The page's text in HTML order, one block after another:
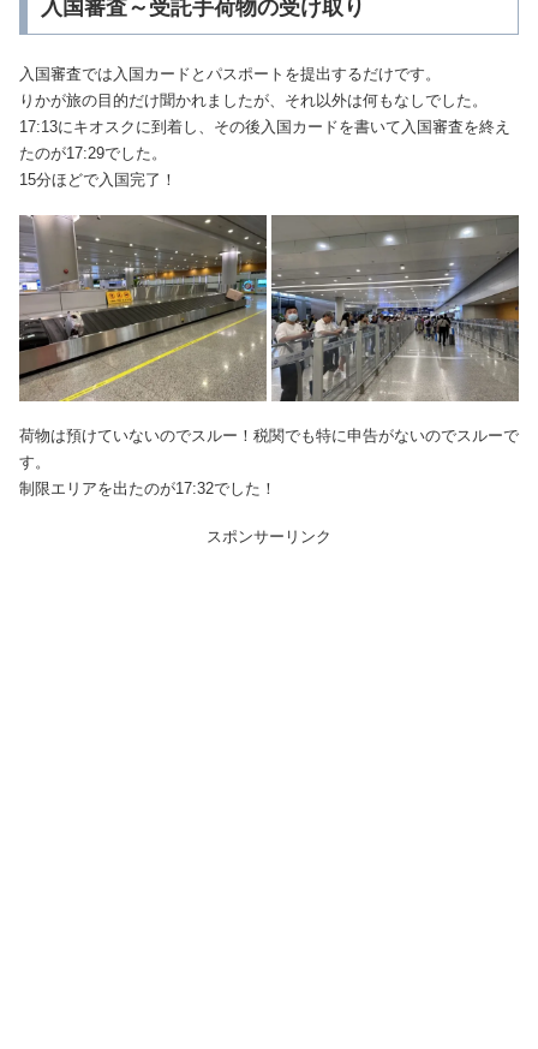
入国審査～受託手荷物の受け取り
入国審査では入国カードとパスポートを提出するだけです。
りかが旅の目的だけ聞かれましたが、それ以外は何もなしでした。
17:13にキオスクに到着し、その後入国カードを書いて入国審査を終え
たのが17:29でした。
15分ほどで入国完了！
荷物は預けていないのでスルー！税関でも特に申告がないのでスルーで
す。
制限エリアを出たのが17:32でした！
スポンサーリンク